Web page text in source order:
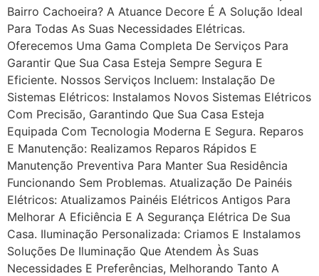
Bairro Cachoeira? A Atuance Decore É A Solução Ideal
Para Todas As Suas Necessidades Elétricas.
Oferecemos Uma Gama Completa De Serviços Para
Garantir Que Sua Casa Esteja Sempre Segura E
Eficiente. Nossos Serviços Incluem: Instalação De
Sistemas Elétricos: Instalamos Novos Sistemas Elétricos
Com Precisão, Garantindo Que Sua Casa Esteja
Equipada Com Tecnologia Moderna E Segura. Reparos
E Manutenção: Realizamos Reparos Rápidos E
Manutenção Preventiva Para Manter Sua Residência
Funcionando Sem Problemas. Atualização De Painéis
Elétricos: Atualizamos Painéis Elétricos Antigos Para
Melhorar A Eficiência E A Segurança Elétrica De Sua
Casa. Iluminação Personalizada: Criamos E Instalamos
Soluções De Iluminação Que Atendem Às Suas
Necessidades E Preferências, Melhorando Tanto A